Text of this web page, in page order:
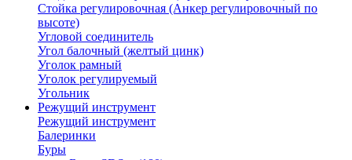
Стойка регулировочная (Анкер регулировочный по
высоте)
Угловой соединитель
Угол балочный (желтый цинк)
Уголок рамный
Уголок регулируемый
Угольник
Режущий инструмент
Режущий инструмент
Балеринки
Буры